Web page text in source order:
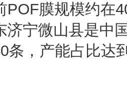
POF膜规模约在
济宁微山县是中
条，产能占比达